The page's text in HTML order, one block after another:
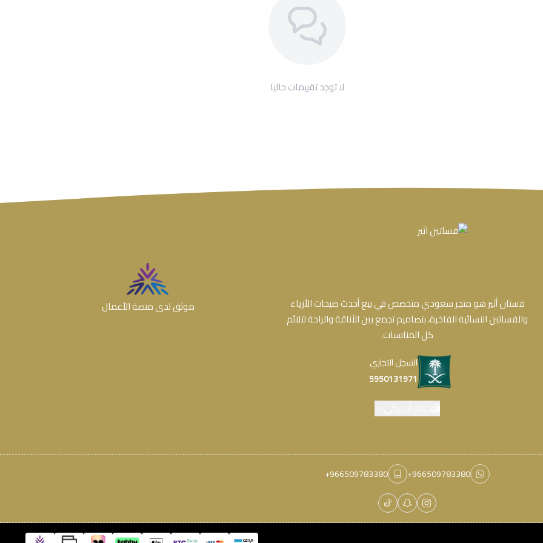
لا توجد تقييمات حاليا
فستان أثير هو متجر سعودي متخصص في بيع أحدث صيحات الأزياء
والفساتين النسائية الفاخرة، بتصاميم تجمع بين الأناقة والراحة لتلائم
كل المناسبات.
السجل التجاري
5950131971
موثق لدى منصة الأعمال
+966509783380
+966509783380